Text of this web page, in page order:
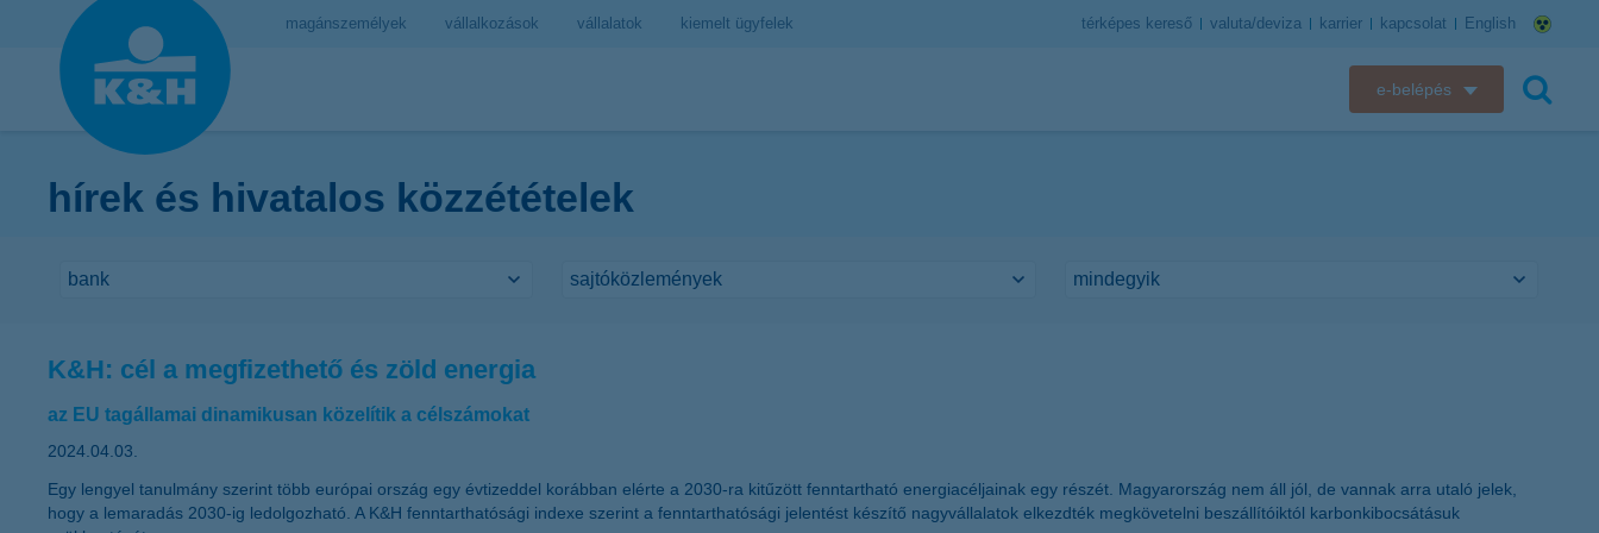
magánszemélyek vállalkozások vállalatok kiemelt ügyfelek térképes kereső valuta/deviza karrier kapcsolat English
e-belépés
K&H e-kártyafelület
hírek és hivatalos közzétételek
K&H: cél a megfizethető és zöld energia
az EU tagállamai dinamikusan közelítik a célszámokat
2024.04.03.
Egy lengyel tanulmány szerint több európai ország egy évtizeddel korábban elérte a 2030-ra kitűzött fenntartható energiacéljainak egy részét. Magyarország nem áll jól, de vannak arra utaló jelek,
hogy a lemaradás 2030-ig ledolgozható. A K&H fenntarthatósági indexe szerint a fenntarthatósági jelentést készítő nagyvállalatok elkezdték megkövetelni beszállítóiktól karbonkibocsátásuk